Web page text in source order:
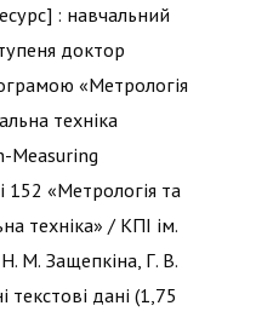
: навчальний
доктор
«Метрологія
техніка
Measuring
152 «Метрологія та
техніка» / КПІ ім.
М. Защепкіна, Г. В.
дані (1,75